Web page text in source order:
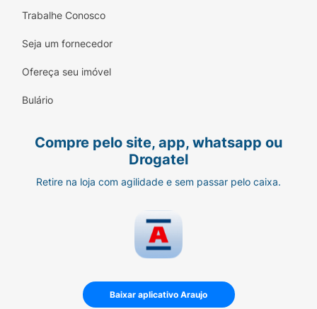
Trabalhe Conosco
Seja um fornecedor
Ofereça seu imóvel
Bulário
Compre pelo site, app, whatsapp ou
Drogatel
Retire na loja com agilidade e sem passar pelo caixa.
Baixar aplicativo Araujo